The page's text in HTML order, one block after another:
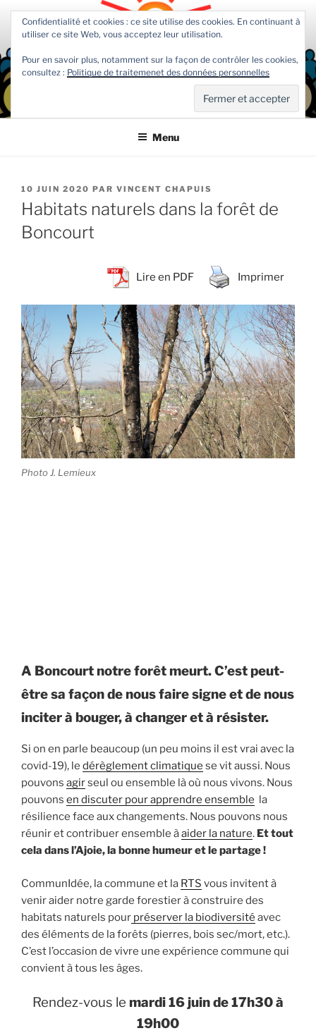
Aller
contenu
principal
COMMUNIDEE
Association jurassienne d'actions citoyennes participatives
Menu
PUBLIÉ
LE
10 JUIN 2020 PAR VINCENT CHAPUIS
Habitats naturels dans la forêt de
Boncourt
Lire en PDF Imprimer
Photo J. Lemieux
A Boncourt notre forêt meurt. C’est peut-
être sa façon de nous faire signe et de nous
inciter à bouger, à changer et à résister.
Si on en parle beaucoup (un peu moins il est vrai avec la
covid-19), le dérèglement climatique se vit aussi. Nous
pouvons agirseul ou ensemble là où nous vivons. Nous
pouvons en discuter pour apprendre ensemble la
résilience face aux changements. Nous pouvons nous
réunir et contribuer ensemble àaider la nature. Et tout
cela dans l’Ajoie, la bonne humeur et le partage !
CommunIdée, la commune et la RTS vous invitent à
venir aider notre garde forestier à construire des
habitats naturels pour préserver la biodiversité avec
des éléments de la forêts (pierres, bois sec/mort, etc.).
C’est l’occasion de vivre une expérience commune qui
convient à tous les âges.
Rendez-vous le mardi 16 juin de 17h30 à
19h00
Confidentialité et cookies : ce site utilise des cookies. En continuant à
utiliser ce site Web, vous acceptez leur utilisation.
Pour en savoir plus, notamment sur la façon de contrôler les cookies,
consultez : Politique de traitemenet des données personnelles